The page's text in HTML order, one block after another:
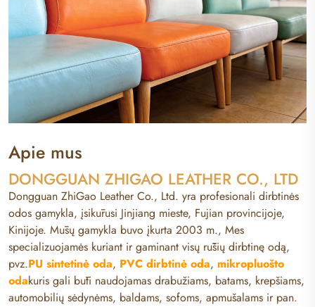
Apie mus
DONGGUAN ZHIGAO LEATHER CO., LTD
Dongguan ZhiGao Leather Co., Ltd. yra profesionali dirbtinės
odos gamykla, įsikūrusi Jinjiang mieste, Fujian provincijoje,
Kinijoje. Mūsų gamykla buvo įkurta 2003 m., Mes
specializuojamės kuriant ir gaminant visų rūšių dirbtinę odą,
pvz.PU sintetinė oda, PVC dirbtinė oda, mikropluošto
odakuris gali būti naudojamas drabužiams, batams, krepšiams,
automobilių sėdynėms, baldams, sofoms, apmušalams ir pan.